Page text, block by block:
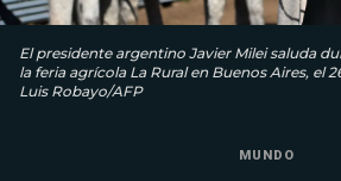
El presidente argentino Javier Milei saluda
la feria agrícola La Rural en Buenos Aires, el
Luis Robayo/AFP
MUNDO